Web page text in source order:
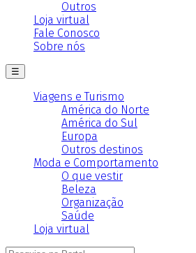
Outros
Loja virtual
Fale Conosco
Sobre nós
☰
Viagens e Turismo
América do Norte
América do Sul
Europa
Outros destinos
Moda e Comportamento
O que vestir
Beleza
Organização
Saúde
Loja virtual